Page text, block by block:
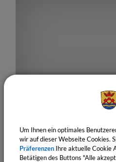
Fachvortrag Agendagruppe
Um Ihnen ein optimales
wir auf dieser Webseite Cookies.
Präferenzen Ihre aktuelle Cookie
Betätigen des Buttons "Alle